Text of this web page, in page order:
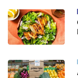
News